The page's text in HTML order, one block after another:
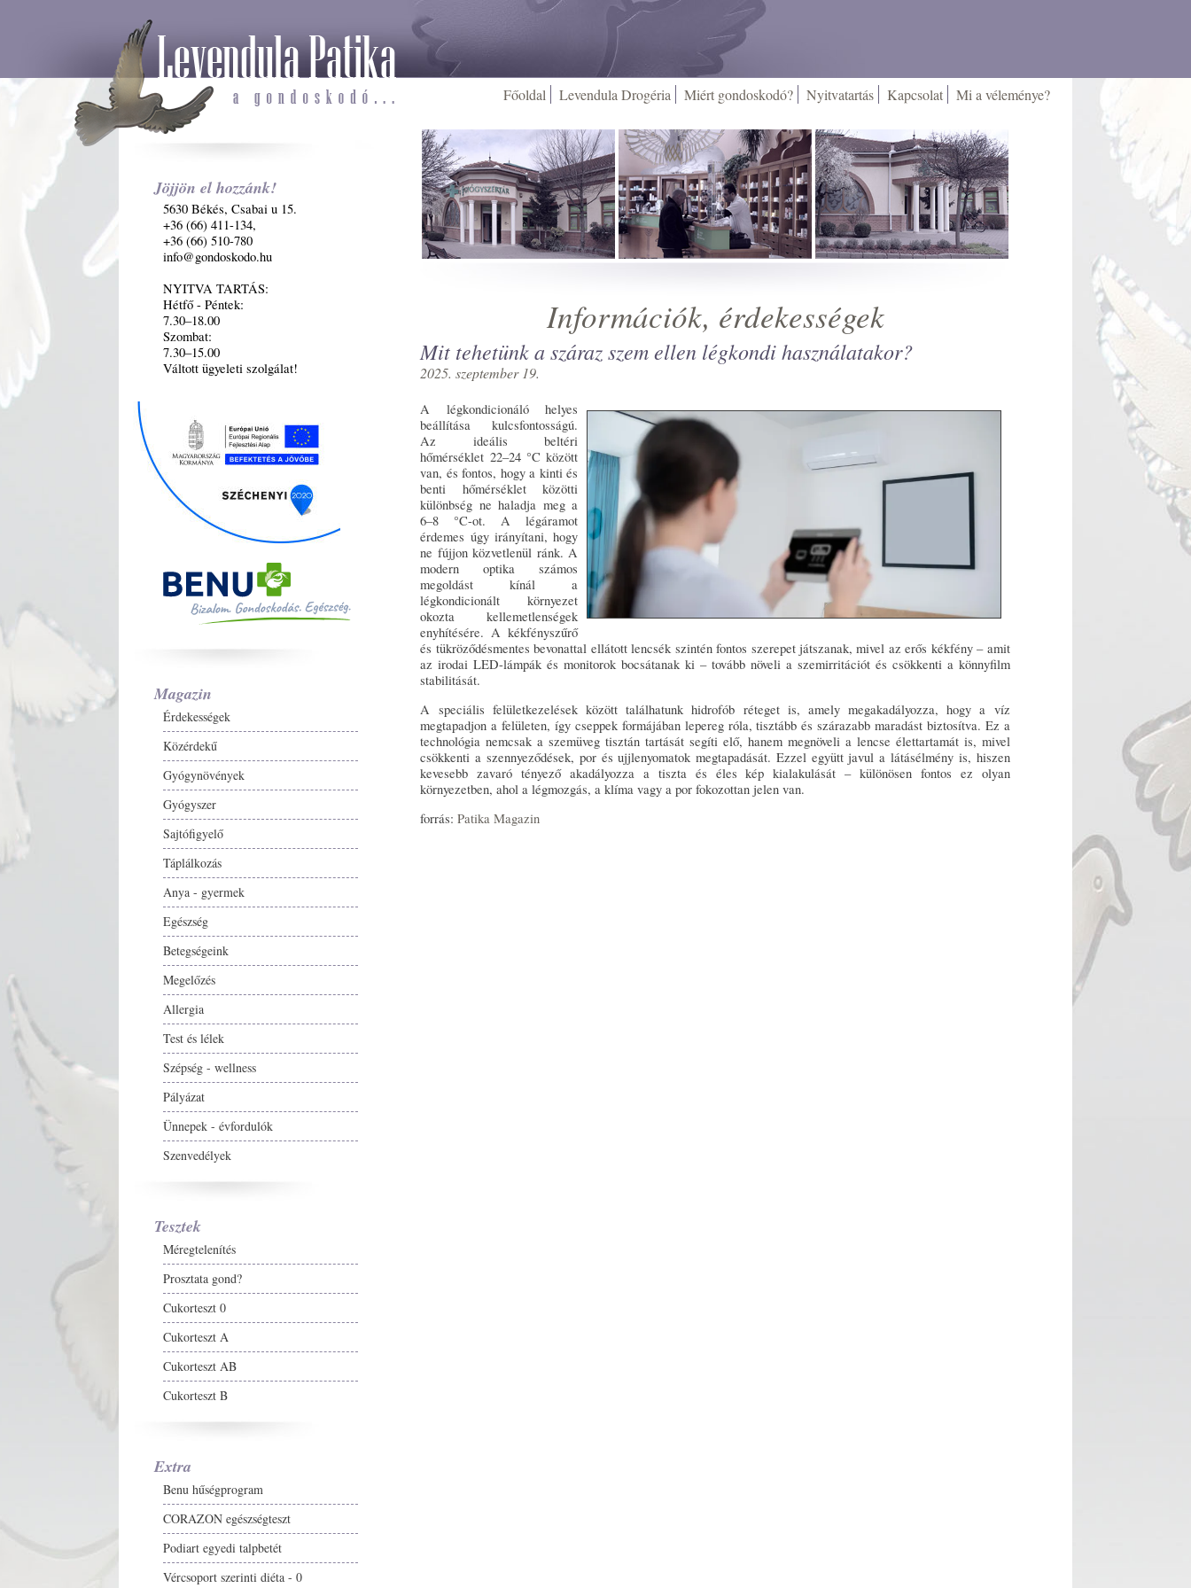
Jöjjön el hozzánk!
5630 Békés, Csabai u 15.
+36 (66) 411-134,
+36 (66) 510-780
info@gondoskodo.hu
NYITVA TARTÁS:
Hétfő - Péntek:
7.30–18.00
Szombat:
7.30–15.00
Váltott ügyeleti szolgálat!
Magazin
Érdekességek
Közérdekű
Gyógynövények
Gyógyszer
Sajtófigyelő
Táplálkozás
Anya - gyermek
Egészség
Betegségeink
Megelőzés
Allergia
Test és lélek
Szépség - wellness
Pályázat
Ünnepek - évfordulók
Szenvedélyek
Tesztek
Méregtelenítés
Prosztata gond?
Cukorteszt 0
Cukorteszt A
Cukorteszt AB
Cukorteszt B
Extra
Benu hűségprogram
CORAZON egészségteszt
Podiart egyedi talpbetét
Vércsoport szerinti diéta - 0
Főoldal Levendula Drogéria Miért gondoskodó? Nyitvatartás Kapcsolat Mi a véleménye?
Információk, érdekességek
Mit tehetünk a száraz szem ellen légkondi használatakor?
2025. szeptember 19.
A légkondicionáló helyes
beállítása kulcsfontosságú.
Az ideális beltéri
hőmérséklet 22–24 °C között
van, és fontos, hogy a kinti és
benti hőmérséklet közötti
különbség ne haladja meg a
6–8 °C-ot. A légáramot
érdemes úgy irányítani, hogy
ne fújjon közvetlenül ránk. A
modern optika számos
megoldást kínál a
légkondicionált környezet
okozta kellemetlenségek
enyhítésére. A kékfényszűrő
és tükröződésmentes bevonattal ellátott lencsék szintén fontos szerepet játszanak, mivel az erős kékfény – amit
az irodai LED-lámpák és monitorok bocsátanak ki – tovább növeli a szemirritációt és csökkenti a könnyfilm
stabilitását.
A speciális felületkezelések között találhatunk hidrofób réteget is, amely megakadályozza, hogy a víz
megtapadjon a felületen, így cseppek formájában lepereg róla, tisztább és szárazabb maradást biztosítva. Ez a
technológia nemcsak a szemüveg tisztán tartását segíti elő, hanem megnöveli a lencse élettartamát is, mivel
csökkenti a szennyeződések, por és ujjlenyomatok megtapadását. Ezzel együtt javul a látásélmény is, hiszen
kevesebb zavaró tényező akadályozza a tiszta és éles kép kialakulását – különösen fontos ez olyan
környezetben, ahol a légmozgás, a klíma vagy a por fokozottan jelen van.
forrás:Patika Magazin